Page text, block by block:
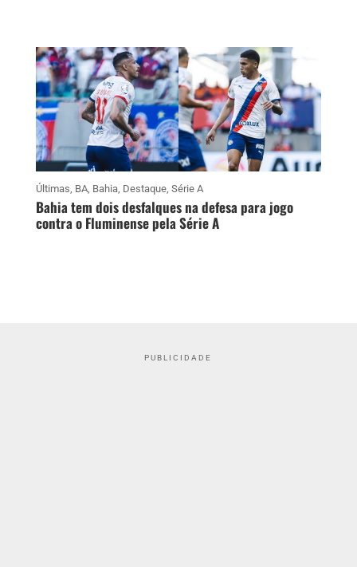
Últimas BA, Bahia Destaque, Série A
Bahia tem dois desfalques na defesa para jogo
contra o Fluminense pela Série A
PUBLICIDADE